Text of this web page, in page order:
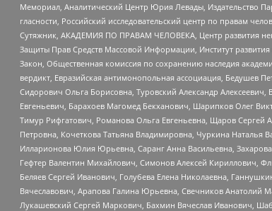
Мемориал, Аналитический Центр Юрия Левады, Издательство
гласности, Российский исследовательский центр по правам
Сутяжник, АКАДЕМИЯ ПО ПРАВАМ ЧЕЛОВЕКА, Центр развития
Защиты Прав Средств Массовой Информации, Институт
Закон, Общественная комиссия по сохранению наследия
вердикт, Евразийская антимонопольная ассоциация,
Сидорович Ольга Борисовна, Туровский Александр
Евгеньевич, Барахоев Магомед Бекханович, Шарипков Олег
Тимур Рифгатович, Романова Ольга Евгеньевна, Щаров
Петровна, Кочеткова Татьяна Владимировна, Чуркина Наталья
Илларионова Юлия Юрьевна, Саранг Анна Васильевна,
Гефтер Валентин Михайлович, Симонов Алексей Кириллович,
Беляев Сергей Иванович, Голубева Елена Николаевна,
Вячеславович, Арапова Галина Юрьевна, Свечников Анатолий
Лукашевский Сергей Маркович, Бахмин Вячеслав Иванович,